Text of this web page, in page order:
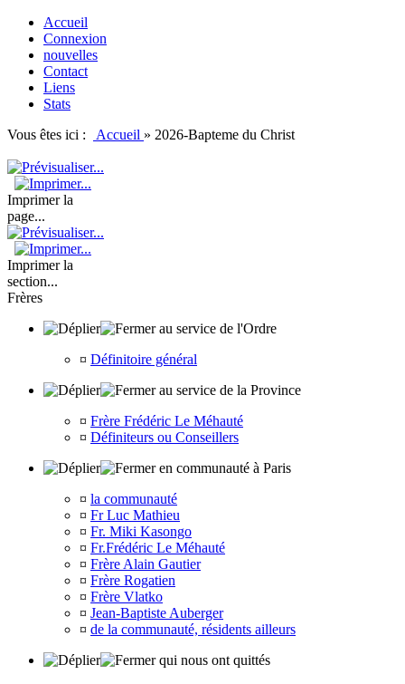
Accueil
Connexion
nouvelles
Contact
Liens
Stats
Vous êtes ici :
Accueil » 2026-Bapteme du Christ
Imprimer la
page...
Imprimer la
section...
Frères
au service de l'Ordre
¤ Définitoire général
au service de la Province
¤ Frère Frédéric Le Méhauté
¤ Définiteurs ou Conseillers
en communauté à Paris
¤ la communauté
¤ Fr Luc Mathieu
¤ Fr. Miki Kasongo
¤ Fr.Frédéric Le Méhauté
¤ Frère Alain Gautier
¤ Frère Rogatien
¤ Frère Vlatko
¤ Jean-Baptiste Auberger
¤ de la communauté, résidents ailleurs
qui nous ont quittés